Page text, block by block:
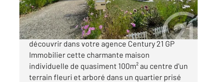
Charme, Simplicité et efficacité. Venez
découvrir dans votre agence Century 21 GP
Immobilier cette charmante maison
individuelle de quasiment 100m² au centre d'un
terrain fleuri et arboré dans un quartier prisé